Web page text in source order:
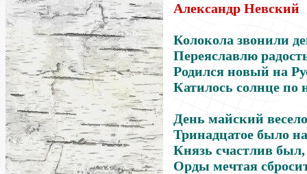
Александр Невский
Колокола звонили
Переяславлю
Родился новый на
Катилось солнце по
День майский
Тринадцатое было
Князь счастлив
Орды мечтая